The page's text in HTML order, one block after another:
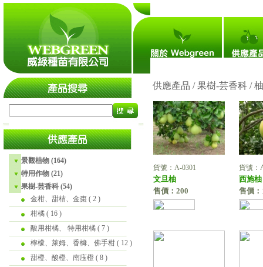
*@* 搶鮮新品：嫁接美女芒、榅桲、大花重瓣黃梔、三葉海棠、二斤仙桃、心葉水
景觀植物 (164)
特用作物 (21)
果樹-芸香科 (54)
金柑、甜桔、金棗 ( 2 )
柑橘 ( 16 )
酸用柑橘、 特用柑橘 ( 7 )
檸檬、萊姆、香櫞、佛手柑 ( 12 )
甜橙、酸橙、南庒橙 ( 8 )
供應產品 / 果樹-芸香科 /
貨號：A-0301
文旦柚
售價：200
貨號：
西施柚
售價